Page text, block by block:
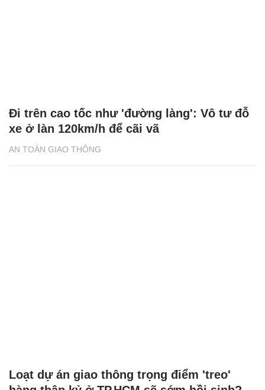
AN TOÀN GIAO THÔNG
Đi trên cao tốc như 'đường làng': Vô tư đỗ
xe ở làn 120km/h để cãi vã
Loạt dự án giao thông trọng điểm 'treo'